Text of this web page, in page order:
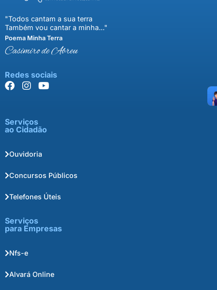
"Todos cantam a sua terra
Também vou cantar a minha..."
Poema Minha Terra
Casimiro de Abreu
Redes sociais
Serviços
ao Cidadão
Ouvidoria
Concursos Públicos
Telefones Úteis
Serviços
para Empresas
Nfs-e
Alvará Online